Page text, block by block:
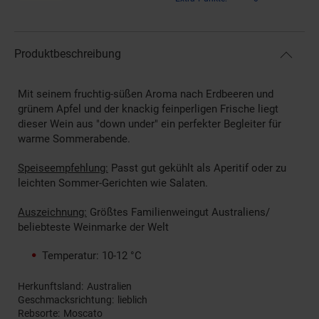
Produktbeschreibung
Mit seinem fruchtig-süßen Aroma nach Erdbeeren und
grünem Apfel und der knackig feinperligen Frische liegt
dieser Wein aus "down under" ein perfekter Begleiter für
warme Sommerabende.
Speiseempfehlung: Passt gut gekühlt als Aperitif oder zu
leichten Sommer-Gerichten wie Salaten.
Auszeichnung: Größtes Familienweingut Australiens/
beliebteste Weinmarke der Welt
Temperatur: 10-12 °C
Herkunftsland
Australien
Geschmacksrichtung
lieblich
Rebsorte Moscato